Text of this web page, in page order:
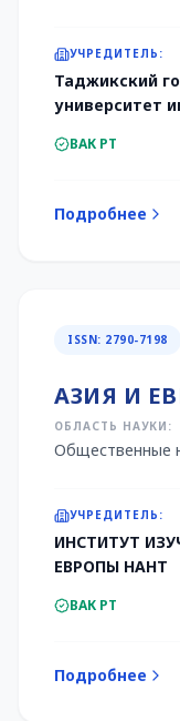
УЧРЕДИТЕЛЬ:
Таджикский
университет
ВАК РТ
Подробнее
ISSN: 2790-7198
АЗИЯ И
ОБЛАСТЬ НАУКИ:
Общественные
УЧРЕДИТЕЛЬ:
ИНСТИТУТ
ЕВРОПЫ НАНТ
ВАК РТ
Подробнее